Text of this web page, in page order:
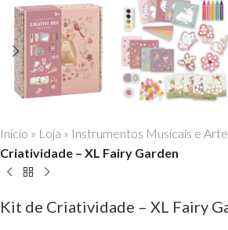
Início » Loja » Instrumentos Musicais e
Criatividade – XL Fairy Garden
Kit de Criatividade – XL Fairy